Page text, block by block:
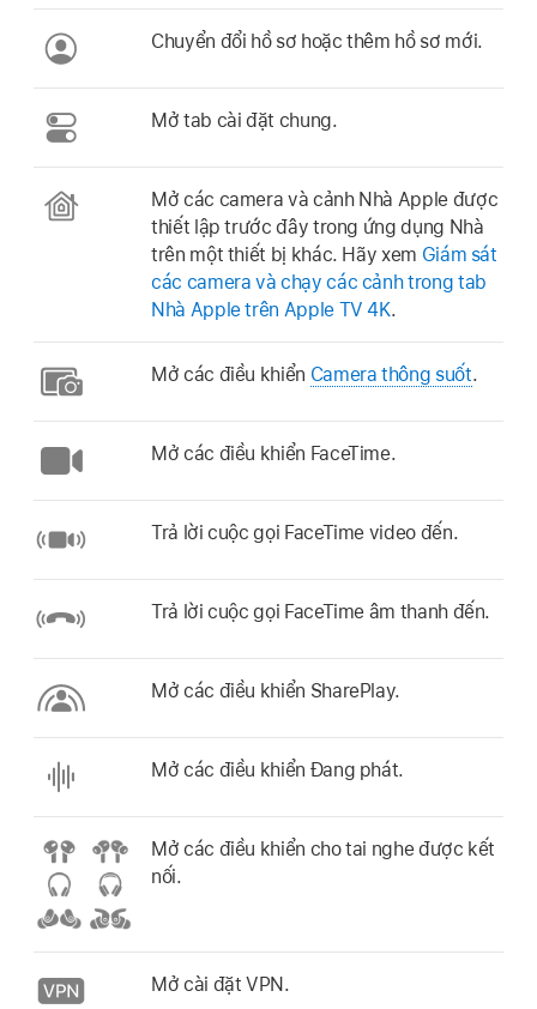
Chuyển đổi hồ sơ hoặc thêm hồ sơ mới.
Mở tab cài đặt chung.
Mở các camera và cảnh Nhà Apple được
thiết lập trước đây trong ứng dụng Nhà
trên một thiết bị khác. Hãy xem Giám sát
các camera và chạy các cảnh trong tab
Nhà Apple trên Apple TV 4K.
Mở các điều khiển Camera thông suốt.
Mở các điều khiển FaceTime.
Trả lời cuộc gọi FaceTime video đến.
Trả lời cuộc gọi FaceTime âm thanh đến.
Mở các điều khiển SharePlay.
Mở các điều khiển Đang phát.
Mở các điều khiển cho tai nghe được kết
nối.
Mở cài đặt VPN.